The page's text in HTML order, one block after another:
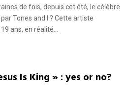
de fois, depuis cet été, le célèbre
Tones and I ? Cette artiste
ans, en réalité...
Is King » : yes or no?